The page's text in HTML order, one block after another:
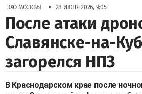
ЭХО МОСКВЫ • 28 ИЮНЯ 2026, 9:05
После атаки
Славянске-на-
загорелся НПЗ
В Краснодарском крае после